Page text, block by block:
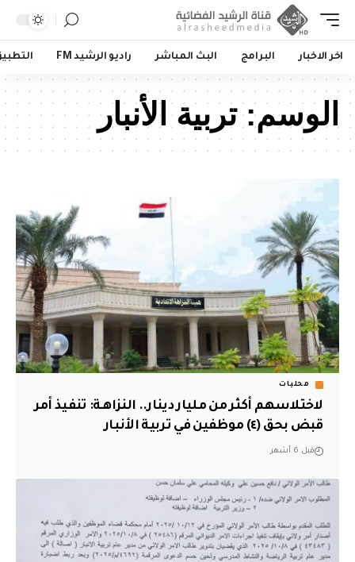
اخر الاخبار البرامج البث المباشر راديو الرشيد FM
الوسم:تربية الأنبار
محليات
لاختلاسهم أكثر من مليار دينار.. النزاهـة: تنفيذ أمر
قبض بحق (٤) موظفين في تربية الأنبار
قبل 6 أشهر